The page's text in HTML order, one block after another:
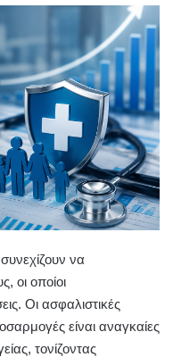
να
οι οποίοι
Οι ασφαλιστικές
είναι αναγκαίες
τονίζοντας